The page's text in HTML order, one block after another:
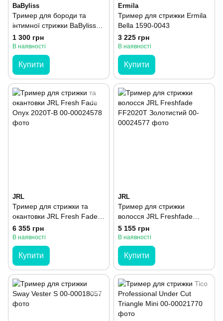
BaByliss
Тример для бороди та
інтимної стрижки BaByliss
FX44E
1 300 грн
В наявності
Купити
Ermila
Тример для стрижки Ermila
Bella 1590-0043
3 225 грн
В наявності
Купити
JRL
Тример для стрижки та
окантовки JRL Fresh Fade
Onyx 2020T-B
6 355 грн
В наявності
Купити
JRL
Тример для стрижки
волосся JRL Freshfade
FF2020T Золотистий
5 155 грн
В наявності
Купити